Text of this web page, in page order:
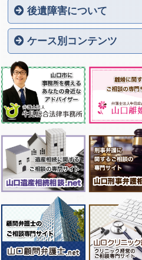
ご相談いただくタイミング
交通事故発生から解決まで
交通事故後の治療について
自動車保険に関する基礎知
弁護士費用特約について
賠償金を決める３つの基準
損害賠償金の計算方法
過失割合（過失相殺）とは
後遺障害（後遺症）とは
後遺障害診断書のポイント
物損による損害賠償金
後遺障害について
むちうち損傷
腰椎捻挫
傷が残った（醜状障害）
上肢（腕・手）の障害
下肢（脚・足）の障害
眼・耳・鼻・口の障害
せき髄損傷
せき柱及びその他体幹骨
低髄液圧症候群（脳脊髄液
疼痛性感覚異常（CRPS）
精神症状による後遺障害に
高次脳機能障害
遷延性意識障害（植物状態
死亡事故事案
ケース別コンテンツ
死亡事故のご遺族の方へ
交通事故により骨折された
保険会社の対応に不信感が
治療費を打ち切ると言われ
過失割合に不満がある方へ
歩行中に交通事故に遭われ
バイクで交通事故に遭われ
自転車で交通事故に遭われ
トラック事故に遭われた方
主婦で交通事故に遭われた
高齢者で交通事故に遭われ
通勤中・業務時間中に交通
もらい事故に遭われた方へ
交通事故の相手方が任意保
交通事故の相手方が自賠責
スポーツ事故について
学校事故について
介護事故について
船舶・海に関する事故につ